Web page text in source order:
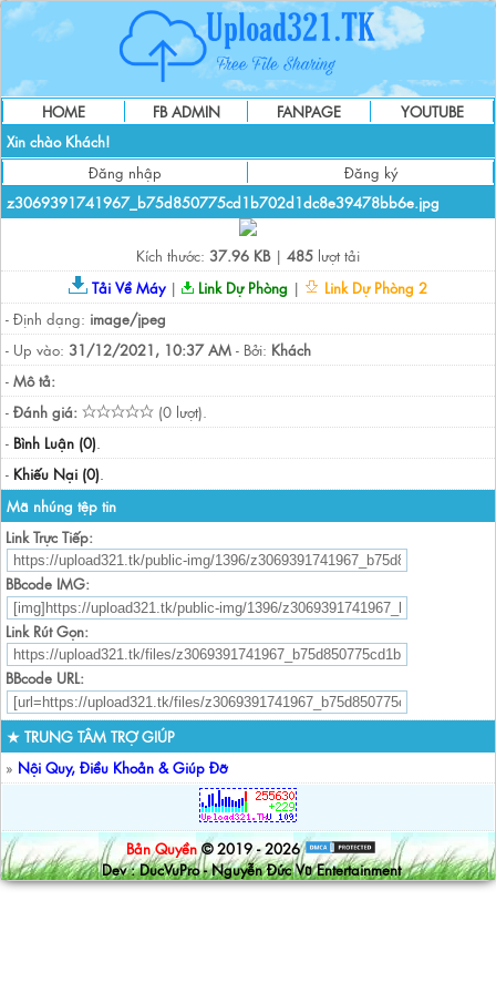
HOME FB ADMIN FANPAGE
YOUTUBE
Xin chào Khách!
Đăng nhập
Đăng ký
z3069391741967_b75d850775cd1b702d1dc8e39478bb6e.jpg
Kích thước: 37.96 KB| 485 lượt tải
Tải Về Máy| Link Dự Phòng |
Link Dự Phòng 2
- Định dạng: image/jpeg
- Up vào: 31/12/2021, 10:37 AM - Bởi: Khách
- Mô tả:
- Đánh giá:
(0 lượt).
- Bình Luận (0).
- Khiếu Nại (0).
Mã nhúng tệp tin
Link Trực Tiếp:
BBcode IMG:
Link Rút Gọn:
BBcode URL:
★ TRUNG TÂM TRỢ GIÚP
» Nội Quy, Điều Khoản & Giúp Đỡ
Bản Quyền © 2019 - 2026
Dev : DucVuPro - Nguyễn Đức Vũ Entertainment